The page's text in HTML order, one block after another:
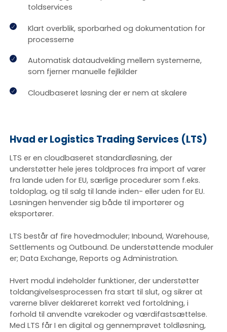
toldservices
Klart overblik, sporbarhed og dokumentation for
processerne
Automatisk dataudvekling mellem systemerne,
som fjerner manuelle fejlkilder
Cloudbaseret løsning der er nem at skalere
Hvad er Logistics Trading Services (LTS)
LTS er en cloudbaseret standardløsning, der
understøtter hele jeres toldproces fra import af varer
fra lande uden for EU, særlige procedurer som f.eks.
toldoplag, og til salg til lande inden- eller uden for EU.
Løsningen henvender sig både til importører og
eksportører.
LTS består af fire hovedmoduler; Inbound, Warehouse,
Settlements og Outbound. De understøttende moduler
er; Data Exchange, Reports og Administration.
Hvert modul indeholder funktioner, der understøtter
toldangivelsesprocessen fra start til slut, og sikrer at
varerne bliver deklareret korrekt ved fortoldning, i
forhold til anvendte varekoder og værdifastsættelse.
Med LTS får I en digital og gennemprøvet toldløsning,